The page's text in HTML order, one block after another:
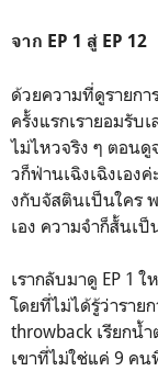
จาก EP 1 สู่ EP 12
ด้วยความที่ดูรายกา
ครั้งแรกเรายอมรับ
ไม่ไหวจริง ๆ ตอน
วก็ฟ่านเฉิงเฉิงเอง
งกับจัสตินเป็นใคร
เอง ความจำก็สั้นเ
เรากลับมาดู EP 1
โดยที่ไม่ได้รู้ว่ารา
throwback เรียกน้
เขาที่ไม่ใช่แค่ 9 ค